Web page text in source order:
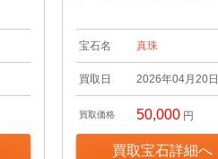
宝石名 真珠
買取日 2026年04月20日
買取価格 50,000 円
買取宝石詳細へ